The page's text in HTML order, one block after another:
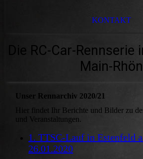
KONTAKT
Die RC-Car-Rennserie
Main-Rhön
Unser Rennarchiv 2020/21
Hier findet Ihr Berichte und Bilder zu
und Veranstaltungen.
1. TTSC-Lauf in Estenfeld
26.01.2020